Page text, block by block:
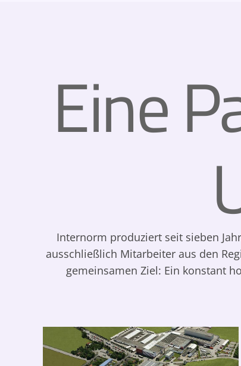
Eine
Internorm produziert seit sieben
ausschließlich Mitarbeiter aus den
gemeinsamen Ziel: Ein konstant